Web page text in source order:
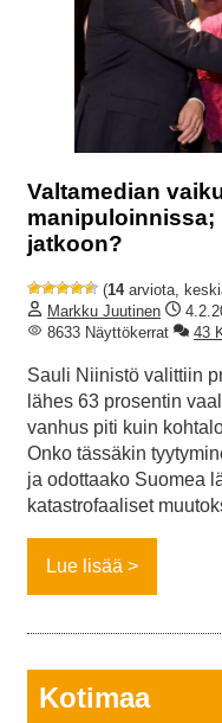
Valtamedian
manipuloinnissa;
jatkoon?
(14arviota,
Markku Juutinen
8633 Näyttökerrat
43
Sauli Niinistö valittiin
lähes 63 prosentin
vanhus piti kuin
Onko tässäkin
ja odottaako Suomea
katastrofaaliset
Lue lisää
Kotimaa